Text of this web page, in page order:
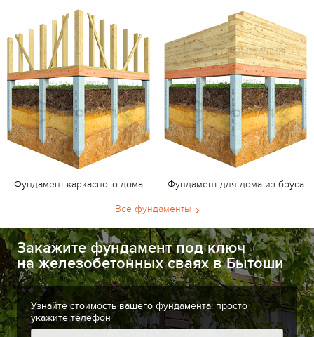
Фундамент каркасного дома Фундамент для дома из бруса
Все фундаменты
Закажите фундамент под ключ
на железобетонных сваях в Бытоши
Узнайте стоимость вашего фундамента: просто
укажите телефон